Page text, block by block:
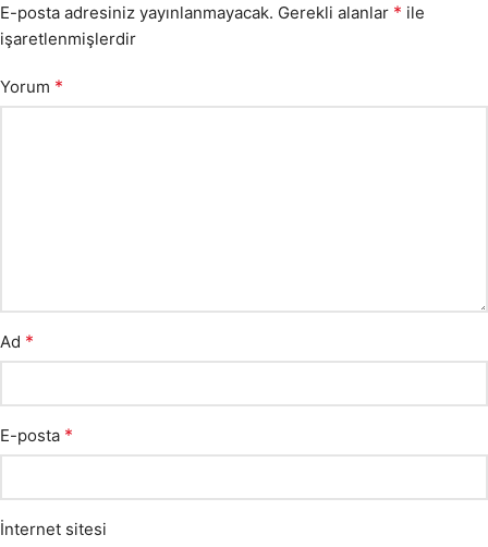
E-posta adresiniz yayınlanmayacak. Gerekli alanlar * ile
işaretlenmişlerdir
Yorum *
Ad *
E-posta *
İnternet sitesi